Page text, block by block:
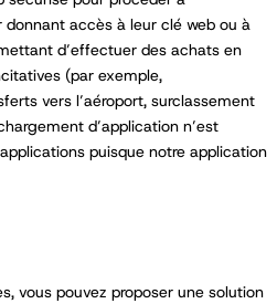
donnant accès à leur clé web ou à
d’effectuer des achats en
(par exemple,
vers l’aéroport, surclassement
d’application n’est
puisque notre application
vous pouvez proposer une solution